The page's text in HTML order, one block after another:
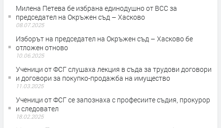
Милена Петева бе избрана единодушно от ВСС за
председател на Окръжен съд – Хасково
08.07.2025
Изборът на председател на Окръжен съд – Хасково бе
отложен отново
10.06.2025
Ученици от ФСГ слушаха лекция в съда за трудови договори
и договори за покупко-продажба на имущество
11.03.2025
Ученици от ФСГ се запознаха с професиите съдия, прокурор
и следовател
18.02.2025